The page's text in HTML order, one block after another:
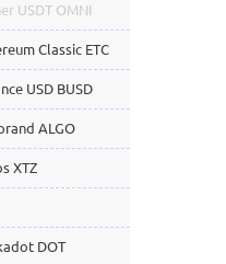
USDT OMNI
Classic ETC
USD BUSD
ALGO
XTZ
DOT